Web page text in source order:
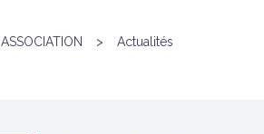
ASSOCIATION > Actualités